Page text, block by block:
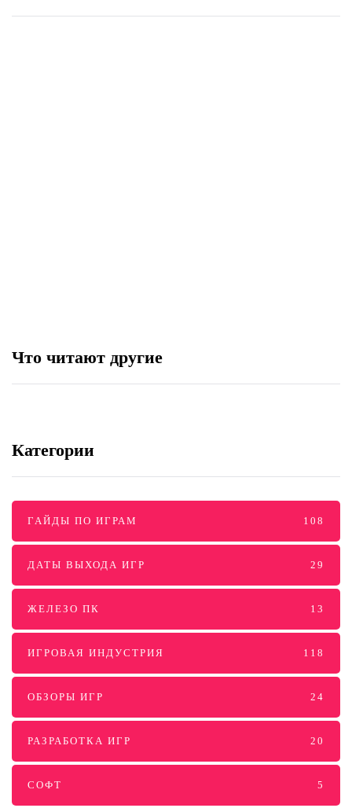
Что читают другие
Категории
ГАЙДЫ ПО ИГРАМ 108
ДАТЫ ВЫХОДА ИГР 29
ЖЕЛЕЗО ПК 13
ИГРОВАЯ ИНДУСТРИЯ 118
ОБЗОРЫ ИГР 24
РАЗРАБОТКА ИГР 20
СОФТ 5